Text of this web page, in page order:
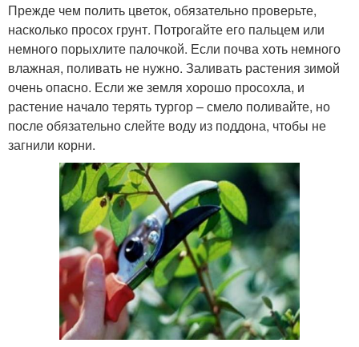
Прежде чем полить цветок, обязательно проверьте,
насколько просох грунт. Потрогайте его пальцем или
немного порыхлите палочкой. Если почва хоть немного
влажная, поливать не нужно. Заливать растения зимой
очень опасно. Если же земля хорошо просохла, и
растение начало терять тургор – смело поливайте, но
после обязательно слейте воду из поддона, чтобы не
загнили корни.